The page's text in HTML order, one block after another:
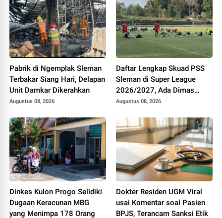
Pabrik di Ngemplak Sleman
Terbakar Siang Hari, Delapan
Unit Damkar Dikerahkan
Augustus 08, 2026
Daftar Lengkap Skuad PSS
Sleman di Super League
2026/2027, Ada Dimas
Drajad hingga Gustavo
Augustus 08, 2026
Dinkes Kulon Progo Selidiki
Dugaan Keracunan MBG
yang Menimpa 178 Orang
Dokter Residen UGM Viral
usai Komentar soal Pasien
BPJS, Terancam Sanksi Etik